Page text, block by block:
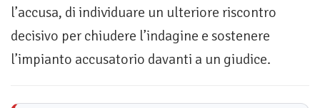
l’accusa, di individuare un ulteriore riscontro
decisivo per chiudere l’indagine e sostenere
l’impianto accusatorio davanti a un giudice.